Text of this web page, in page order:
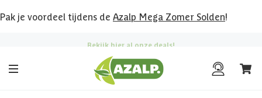
Pak je voordeel tijdens de Azalp Mega Zomer Solden!